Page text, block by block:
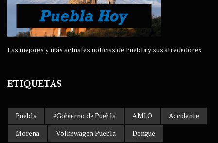
Las mejores y más actuales noticias de Puebla y sus alrededores.
ETIQUETAS
Puebla #Gobierno de Puebla AMLO
Accidente
Morena
Volkswagen Puebla
Dengue